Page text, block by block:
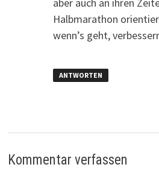
Halbmarathon
wenn’s geht,
ANTWORTEN
Kommentar verfassen